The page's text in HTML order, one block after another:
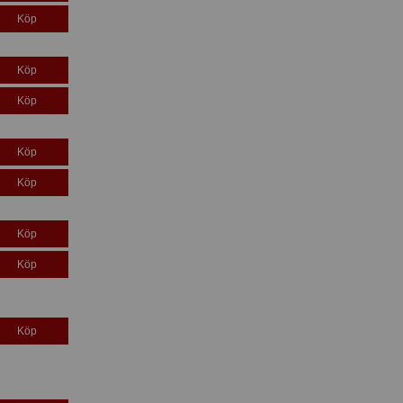
Köp
Köp
Köp
Köp
Köp
Köp
Köp
Köp